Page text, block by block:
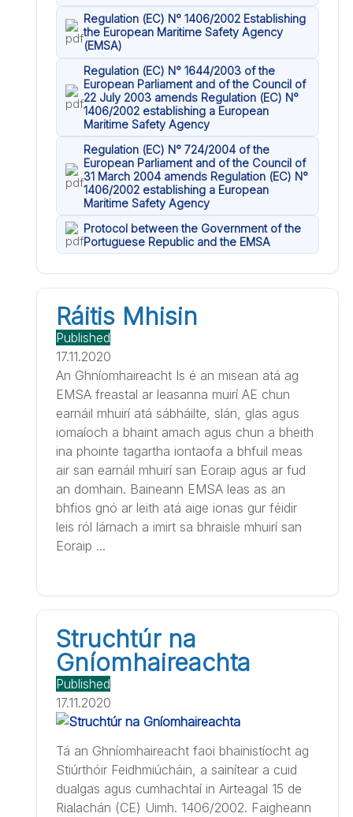
Regulation (EC) N° 1406/2002 Establishing
the European Maritime Safety Agency
(EMSA)
Regulation (EC) N° 1644/2003 of the
European Parliament and of the Council of
22 July 2003 amends Regulation (EC) N°
1406/2002 establishing a European
Maritime Safety Agency
Regulation (EC) N° 724/2004 of the
European Parliament and of the Council of
31 March 2004 amends Regulation (EC) N°
1406/2002 establishing a European
Maritime Safety Agency
Protocol between the Government of the
Portuguese Republic and the EMSA
Ráitis Mhisin
Published
17.11.2020
An Ghníomhaireacht Is é an misean atá ag
EMSA freastal ar leasanna muirí AE chun
earnáil mhuirí atá sábháilte, slán, glas agus
iomaíoch a bhaint amach agus chun a bheith
ina phointe tagartha iontaofa a bhfuil meas
air san earnáil mhuirí san Eoraip agus ar fud
an domhain. Baineann EMSA leas as an
bhfios gnó ar leith atá aige ionas gur féidir
leis ról lárnach a imirt sa bhraisle mhuirí san
Eoraip ...
Struchtúr na
Gníomhaireachta
Published
17.11.2020
Tá an Ghníomhaireacht faoi bhainistíocht ag
Stiúrthóir Feidhmiúcháin, a sainítear a cuid
dualgas agus cumhachtaí in Airteagal 15 de
Rialachán (CE) Uimh. 1406/2002. Faigheann